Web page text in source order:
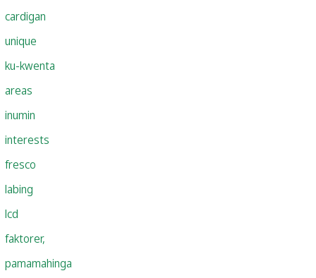
cardigan
unique
ku-kwenta
areas
inumin
interests
fresco
labing
lcd
faktorer,
pamamahinga